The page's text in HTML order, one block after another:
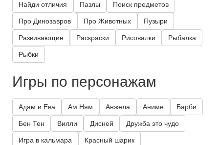
Найди отличия Пазлы Поиск предметов
Про Динозавров Про Животных Пузыри
Развивающие Раскраски Рисовалки Рыбалка
Рыбки
Игры по персонажам
Адам и Ева Ам Ням Анжела Аниме Барби
Бен Тен Вилли Дисней Дружба это чудо
Игра в кальмара Красный шарик